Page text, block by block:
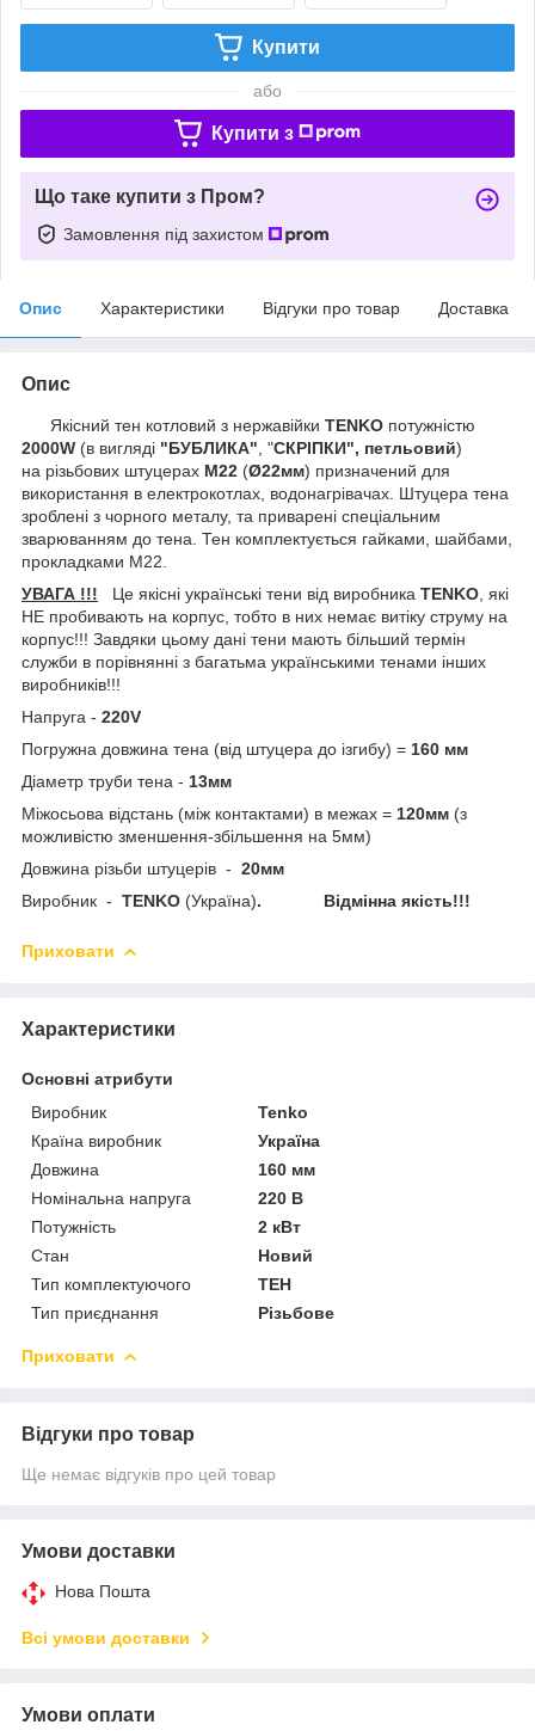
Купити
або
Купити з
Що таке купити з Пром?
Замовлення під захистом
Опис Характеристики Відгуки про товар Доставка
Опис
Якісний тен котловий з нержавійки TENKO потужністю
2000W (в вигляді "БУБЛИКА" , "СКРІПКИ", петльовий)
на різьбових штуцерах М22 (Ø22мм) призначений для
використання в електрокотлах, водонагрівачах. Штуцера тена
зроблені з чорного металу, та приварені спеціальним
зварюванням до тена. Тен комплектується гайками, шайбами,
прокладками М22.
УВАГА !!! Це якісні українські тени від виробника TENKO , які
НЕ пробивають на корпус, тобто в них немає витіку струму на
корпус!!! Завдяки цьому дані тени мають більший термін
служби в порівнянні з багатьма українськими тенами інших
виробників!!!
Напруга - 220V
Погружна довжина тена (від штуцера до ізгибу) = 160 мм
Діаметр труби тена - 13мм
Міжосьова відстань (між контактами) в межах = 120мм (з
можливістю зменшення-збільшення на 5мм)
Довжина різьби штуцерів - 20мм
Виробник - TENKO (Україна). Відмінна якість!!!
Приховати
Характеристики
Основні атрибути
Виробник
Tenko
Країна виробник
Україна
Довжина
160 мм
Номінальна напруга
220 В
Потужність
2 кВт
Стан
Новий
Тип комплектуючого
ТЕН
Тип приєднання
Різьбове
Приховати
Відгуки про товар
Ще немає відгуків про цей товар
Умови доставки
Нова Пошта
Всі умови доставки
Умови оплати